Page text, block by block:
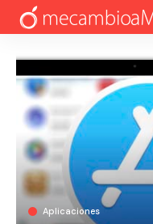
Aplicaciones